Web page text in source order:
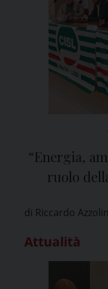
“Energia,
ruolo
di Riccardo Azzolini
Attualità